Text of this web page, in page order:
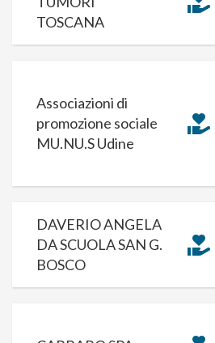
TOSCANA
Associazioni di
promozione sociale
MU.NU.S Udine
DAVERIO ANGELA
DA SCUOLA SAN G.
BOSCO